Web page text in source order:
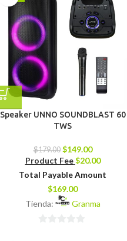
Speaker UNNO SOUNDBLAST 60
TWS
$179.00 $149.00
Product Fee $20.00
Total Payable Amount
$169.00
Tienda:
Granma